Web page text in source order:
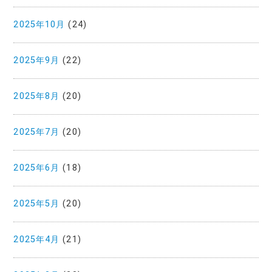
2025年10月 (24)
2025年9月 (22)
2025年8月 (20)
2025年7月 (20)
2025年6月 (18)
2025年5月 (20)
2025年4月 (21)